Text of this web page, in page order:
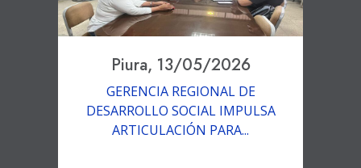
Piura, 13/05/2026
GERENCIA REGIONAL DE
DESARROLLO SOCIAL IMPULSA
ARTICULACIÓN PARA...